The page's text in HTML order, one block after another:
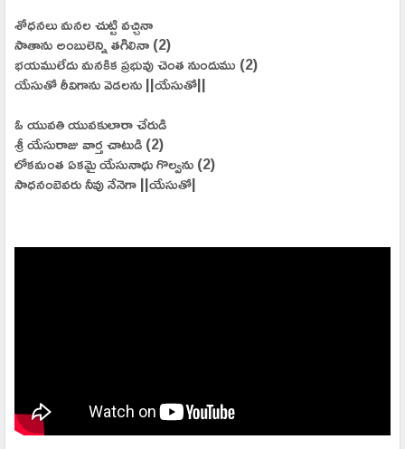
శోధనలు మనల చుట్టి వచ్చినా
సాతాను అంబులెన్ని తగిలినా (2)
భయములేదు మనకిక ప్రభువు చెంత నుందుము (2)
యేసుతో ఠీవిగాను వెడలను ||యేసుతో||
ఓ యువతి యువకులారా చేరుడి
శ్రీ యేసురాజు వార్త చాటుడి (2)
లోకమంత ఏకమై యేసునాథు గొల్వను (2)
సాధనంబెవరు నీవు నేనెగా ||యేసుతో|